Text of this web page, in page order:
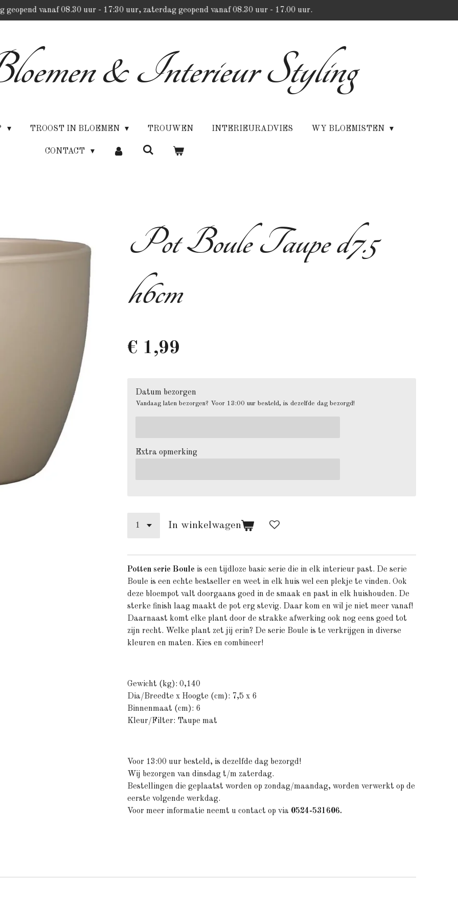
geopend vanaf 08.30 uur - 17:30 uur, zaterdag geopend vanaf 08.30 uur - 17.00 uur.
& Interieur Styling
TROOST IN BLOEMEN TROUWEN INTERIEURADVIES WY BLOEMISTEN
CONTACT
Pot Boule Taupe d7.5
h6cm
€ 1,99
Datum bezorgen
Vandaag laten bezorgen? Voor 13:00 uur besteld, is dezelfde dag bezorgd!
Extra opmerking
In winkelwagen
Potten serie Boule is een tijdloze basic serie die in elk interieur past. De serie
Boule is een echte bestseller en weet in elk huis wel een plekje te vinden. Ook
deze bloempot valt doorgaans goed in de smaak en past in elk huishouden. De
sterke finish laag maakt de pot erg stevig. Daar kom en wil je niet meer vanaf!
Daarnaast komt elke plant door de strakke afwerking ook nog eens goed tot
zijn recht. Welke plant zet jij erin? De serie Boule is te verkrijgen in diverse
kleuren en maten. Kies en combineer!
Gewicht (kg): 0,140
Dia/Breedte x Hoogte (cm): 7,5 x 6
Binnenmaat (cm): 6
Kleur/Filter: Taupe mat
Voor 13:00 uur besteld, is dezelfde dag bezorgd!
Wij bezorgen van dinsdag t/m zaterdag.
Bestellingen die geplaatst worden op zondag/maandag, worden verwerkt op de
eerste volgende werkdag.
Voor meer informatie neemt u contact op via 0524-531606.